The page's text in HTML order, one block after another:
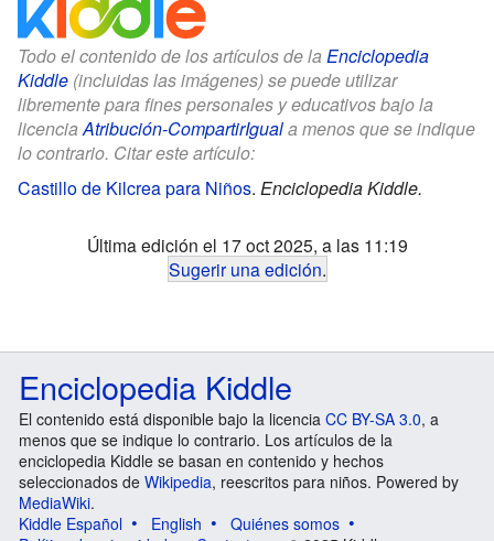
Todo el contenido de los artículos de la Enciclopedia
Kiddle (incluidas las imágenes) se puede utilizar
libremente para fines personales y educativos bajo la
licenciaAtribución-CompartirIguala menos que se indique
lo contrario. Citar este artículo:
Castillo de Kilcrea para Niños. Enciclopedia Kiddle.
Última edición el 17 oct 2025, a las 11:19
Sugerir una edición.
Enciclopedia Kiddle
El contenido está disponible bajo la licencia CC BY-SA 3.0, a
menos que se indique lo contrario. Los artículos de la
enciclopedia Kiddle se basan en contenido y hechos
seleccionados de Wikipedia, reescritos para niños. Powered by
MediaWiki.
Kiddle Español
English
Quiénes somos